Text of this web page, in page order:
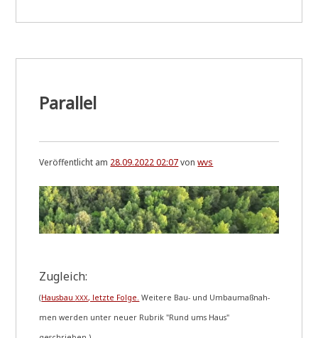
Solar-
e
[
2
6
.
0
2
Parallel
Veröffentlicht am 28.09.2022 02:07vonwvs
Zugleich:
(Haus­bauXXX, letz­te Fol­ge. Wei­te­re Bau- und Umbau­maß­nah­
men wer­den unter neu­er Rubrik "Rund ums Haus"